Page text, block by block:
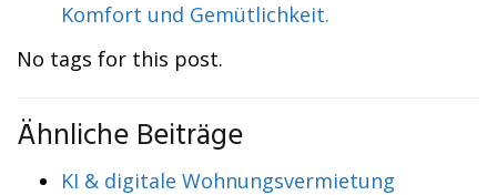
Komfort und Gemütlichkeit.
No tags for this post.
Ähnliche Beiträge
KI & digitale Wohnungsvermietung